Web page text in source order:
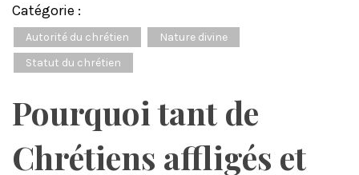
Catégorie :
Autorité du chrétien
Nature divine
Statut du chrétien
Pourquoi tant de
Chrétiens affligés et